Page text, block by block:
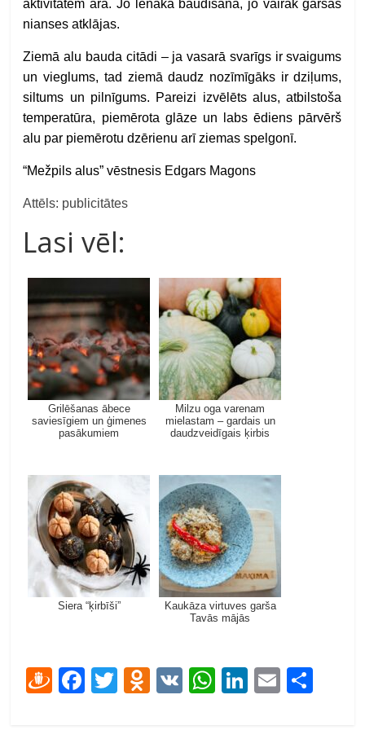
aktivitātēm ārā. Jo lēnāka baudīšana, jo vairāk garšas
nianses atklājas.
Ziemā alu bauda citādi – ja vasarā svarīgs ir svaigums
un vieglums, tad ziemā daudz nozīmīgāks ir dziļums,
siltums un pilnīgums. Pareizi izvēlēts alus, atbilstoša
temperatūra, piemērota glāze un labs ēdiens pārvērš
alu par piemērotu dzērienu arī ziemas spelgonī.
“Mežpils alus” vēstnesis Edgars Magons
Attēls: publicitātes
Lasi vēl:
Grilēšanas ābece
saviesīgiem un ģimenes
pasākumiem
Milzu oga varenam
mielastam – gardais un
daudzveidīgais ķirbis
Siera “ķirbīši”
Kaukāza virtuves garša
Tavās mājās
D F T O V W Li E